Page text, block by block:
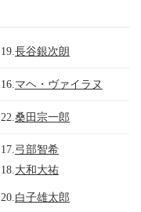
19. 長谷銀次朗
16. マヘ・ヴァイラヌ
22. 桑田宗一郎
17. 弓部智希
18. 大和大祐
20.白子雄太郎